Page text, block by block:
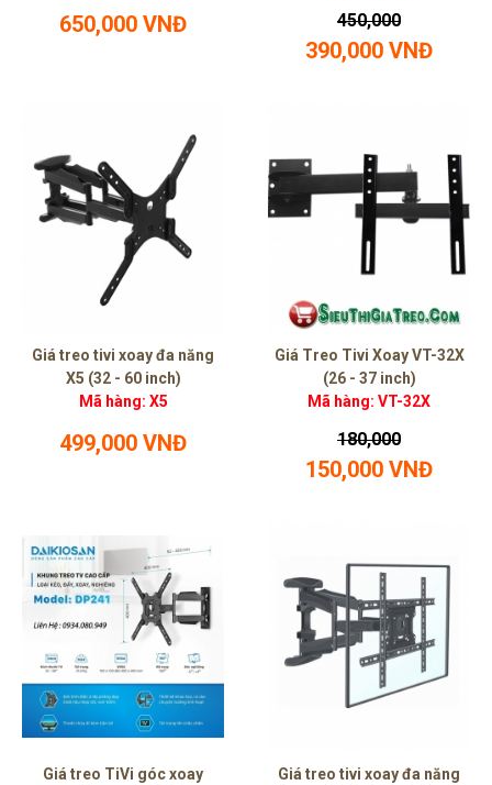
650,000 VNĐ 450,000
390,000 VNĐ
Giá treo tivi xoay đa năng
X5 (32 - 60 inch)
Mã hàng: X5
499,000 VNĐ
Giá Treo Tivi Xoay VT-32X
(26 - 37 inch)
Mã hàng: VT-32X
180,000
150,000 VNĐ
Giá treo TiVi góc xoay
Giá treo tivi xoay đa năng